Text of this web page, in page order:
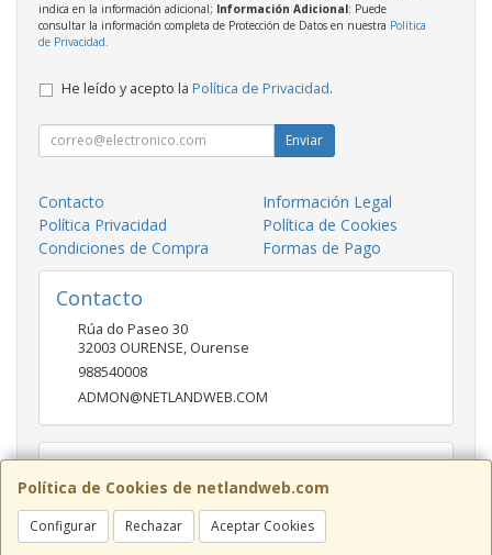
Política de Cookies de netlandweb.com
Configurar Rechazar Aceptar Cookies
indica en la información adicional; Información Adicional: Puede
consultar la información completa de Protección de Datos en nuestra Política
de Privacidad
He leído y acepto la Política de Privacidad.
Enviar
Contacto
Información Legal
Política Privacidad
Política de Cookies
Condiciones de Compra
Formas de Pago
Contacto
Rúa do Paseo 30
32003 OURENSE, Ourense
988540008
ADMON@NETLANDWEB.COM
Horario